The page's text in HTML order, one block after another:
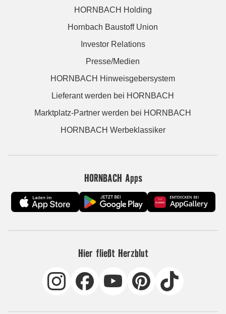
HORNBACH Holding
Hornbach Baustoff Union
Investor Relations
Presse/Medien
HORNBACH Hinweisgebersystem
Lieferant werden bei HORNBACH
Marktplatz-Partner werden bei HORNBACH
HORNBACH Werbeklassiker
HORNBACH Apps
Hier fließt Herzblut